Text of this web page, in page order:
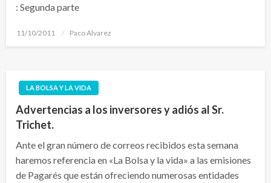
: Segunda parte
Publicado
11/10/2011 Paco Alvarez
LA BOLSA Y LA VIDA
Advertencias a los inversores y adiós al Sr.
Trichet.
Ante el gran número de correos recibidos esta semana
haremos referencia en «La Bolsa y la vida» a las emisiones
de Pagarés que están ofreciendo numerosas entidades